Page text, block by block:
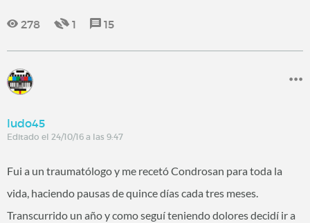
278 1 15
ludo45
Editado el 24/10/16 a las 9:47
Fui a un traumatólogo y me recetó Condrosan para toda la
vida, haciendo pausas de quince días cada tres meses.
Transcurrido un año y como seguí teniendo dolores decidí ir a